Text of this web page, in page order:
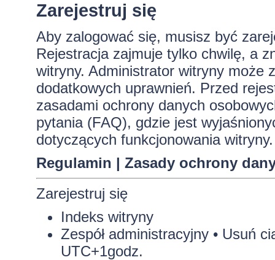
Zarejestruj się
Aby zalogować się, musisz być
Rejestracja zajmuje tylko chwilę, a
witryny. Administrator witryny może
dodatkowych uprawnień. Przed
zasadami ochrony danych
pytania (FAQ), gdzie jest
dotyczących funkcjonowania witryny.
Regulamin | Zasady ochrony
Zarejestruj się
Indeks witryny
Zespół administracyjny• Usuń
UTC+1godz.